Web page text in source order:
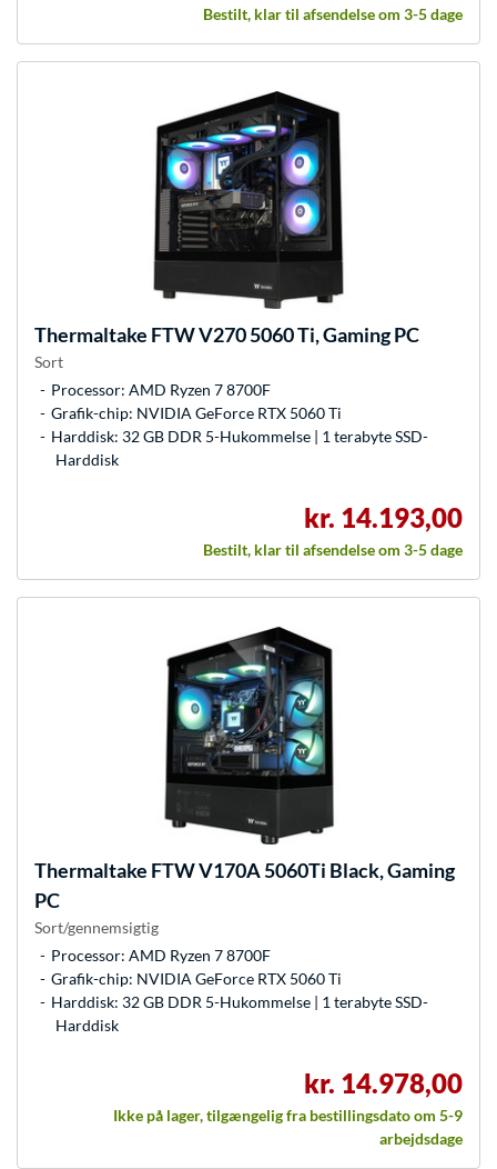
Bestilt, klar til afsendelse om 3-5 dage
Thermaltake FTW V270 5060 Ti, Gaming PC
Sort
Processor: AMD Ryzen 7 8700F
Grafik-chip: NVIDIA GeForce RTX 5060 Ti
Harddisk: 32 GB DDR 5-Hukommelse | 1 terabyte SSD-
Harddisk
kr. 14.193,00
Bestilt, klar til afsendelse om 3-5 dage
Thermaltake FTW V170A 5060Ti Black, Gaming
PC
Sort/gennemsigtig
Processor: AMD Ryzen 7 8700F
Grafik-chip: NVIDIA GeForce RTX 5060 Ti
Harddisk: 32 GB DDR 5-Hukommelse | 1 terabyte SSD-
Harddisk
kr. 14.978,00
Ikke på lager, tilgængelig fra bestillingsdato om 5-9
arbejdsdage